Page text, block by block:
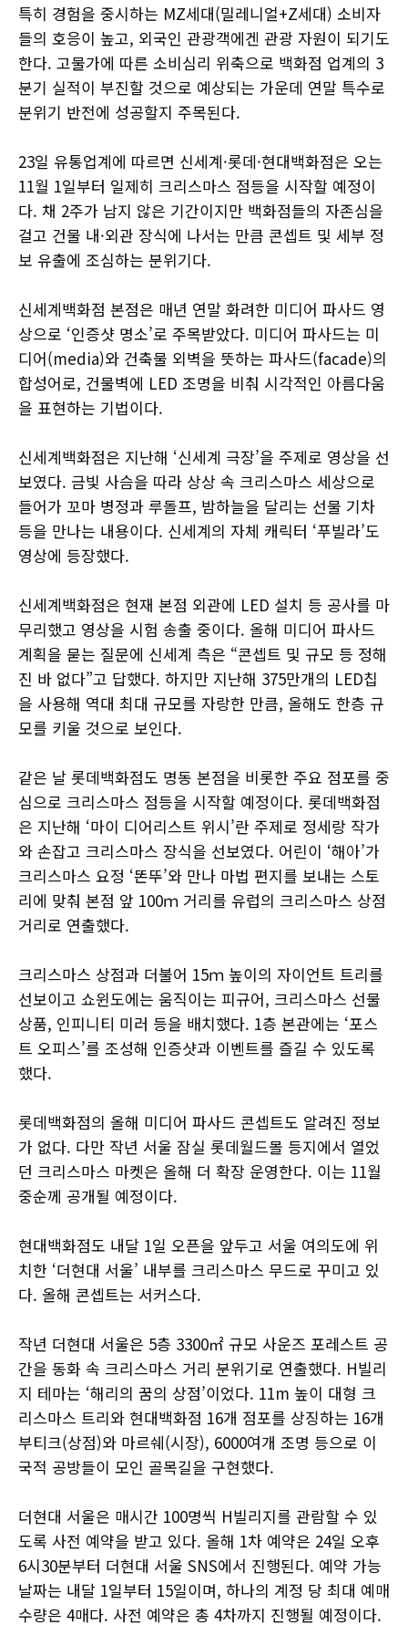
특히 경험을 중시하는 MZ세대(밀레니얼+Z세대) 소비자
들의 호응이 높고, 외국인 관광객에겐 관광 자원이 되기도
한다. 고물가에 따른 소비심리 위축으로 백화점 업계의 3
분기 실적이 부진할 것으로 예상되는 가운데 연말 특수로
분위기 반전에 성공할지 주목된다.
23일 유통업계에 따르면 신세계·롯데·현대백화점은 오는
11월 1일부터 일제히 크리스마스 점등을 시작할 예정이
다. 채 2주가 남지 않은 기간이지만 백화점들의 자존심을
걸고 건물 내·외관 장식에 나서는 만큼 콘셉트 및 세부 정
보 유출에 조심하는 분위기다.
신세계백화점 본점은 매년 연말 화려한 미디어 파사드 영
상으로 ‘인증샷 명소’로 주목받았다. 미디어 파사드는 미
디어(media)와 건축물 외벽을 뜻하는 파사드(facade)의
합성어로, 건물벽에 LED 조명을 비춰 시각적인 아름다움
을 표현하는 기법이다.
신세계백화점은 지난해 ‘신세계 극장’을 주제로 영상을 선
보였다. 금빛 사슴을 따라 상상 속 크리스마스 세상으로
들어가 꼬마 병정과 루돌프, 밤하늘을 달리는 선물 기차
등을 만나는 내용이다. 신세계의 자체 캐릭터 ‘푸빌라’도
영상에 등장했다.
신세계백화점은 현재 본점 외관에 LED 설치 등 공사를 마
무리했고 영상을 시험 송출 중이다. 올해 미디어 파사드
계획을 묻는 질문에 신세계 측은 “콘셉트 및 규모 등 정해
진 바 없다”고 답했다. 하지만 지난해 375만개의 LED칩
을 사용해 역대 최대 규모를 자랑한 만큼, 올해도 한층 규
모를 키울 것으로 보인다.
같은 날 롯데백화점도 명동 본점을 비롯한 주요 점포를 중
심으로 크리스마스 점등을 시작할 예정이다. 롯데백화점
은 지난해 ‘마이 디어리스트 위시’란 주제로 정세랑 작가
와 손잡고 크리스마스 장식을 선보였다. 어린이 ‘해아’가
크리스마스 요정 ‘똔뚜’와 만나 마법 편지를 보내는 스토
리에 맞춰 본점 앞 100ｍ 거리를 유럽의 크리스마스 상점
거리로 연출했다.
크리스마스 상점과 더불어 15ｍ 높이의 자이언트 트리를
선보이고 쇼윈도에는 움직이는 피규어, 크리스마스 선물
상품, 인피니티 미러 등을 배치했다. 1층 본관에는 ‘포스
트 오피스’를 조성해 인증샷과 이벤트를 즐길 수 있도록
했다.
롯데백화점의 올해 미디어 파사드 콘셉트도 알려진 정보
가 없다. 다만 작년 서울 잠실 롯데월드몰 등지에서 열었
던 크리스마스 마켓은 올해 더 확장 운영한다. 이는 11월
중순께 공개될 예정이다.
현대백화점도 내달 1일 오픈을 앞두고 서울 여의도에 위
치한 ‘더현대 서울’ 내부를 크리스마스 무드로 꾸미고 있
다. 올해 콘셉트는 서커스다.
작년 더현대 서울은 5층 3300㎡ 규모 사운즈 포레스트 공
간을 동화 속 크리스마스 거리 분위기로 연출했다. H빌리
지 테마는 ‘해리의 꿈의 상점’이었다. 11m 높이 대형 크
리스마스 트리와 현대백화점 16개 점포를 상징하는 16개
부티크(상점)와 마르쉐(시장), 6000여개 조명 등으로 이
국적 공방들이 모인 골목길을 구현했다.
더현대 서울은 매시간 100명씩 H빌리지를 관람할 수 있
도록 사전 예약을 받고 있다. 올해 1차 예약은 24일 오후
6시30분부터 더현대 서울 SNS에서 진행된다. 예약 가능
날짜는 내달 1일부터 15일이며, 하나의 계정 당 최대 예매
수량은 4매다. 사전 예약은 총 4차까지 진행될 예정이다.